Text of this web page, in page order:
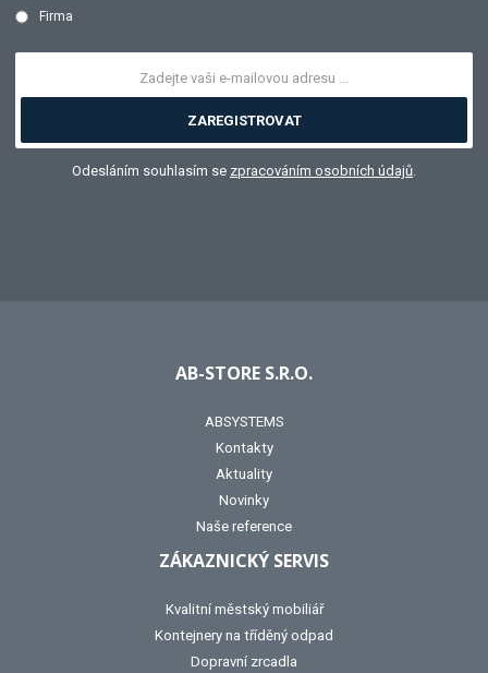
Firma
ZAREGISTROVAT
Odesláním souhlasím se zpracováním osobních údajů.
AB-STORE S.R.O.
ABSYSTEMS
Kontakty
Aktuality
Novinky
Naše reference
ZÁKAZNICKÝ SERVIS
Kvalitní městský mobiliář
Kontejnery na tříděný odpad
Dopravní zrcadla